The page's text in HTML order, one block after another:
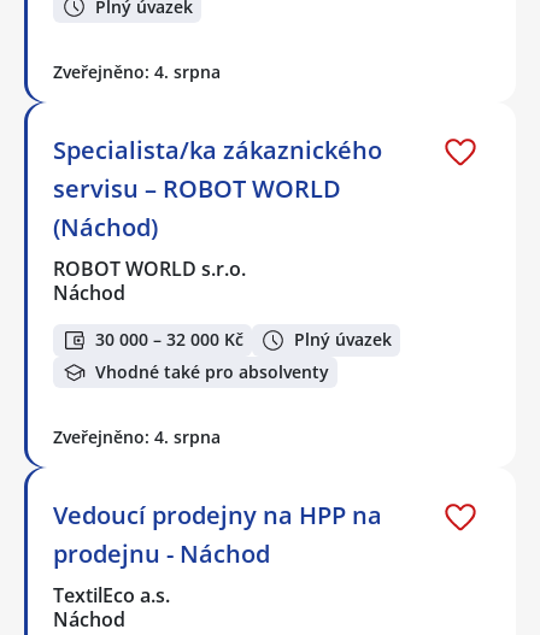
Plný úvazek
Zveřejněno: 4. srpna
Specialista/ka zákaznického
servisu – ROBOT WORLD
(Náchod)
ROBOT WORLD s.r.o.
Náchod
30 000 – 32 000 Kč
Plný úvazek
Vhodné také pro absolventy
Zveřejněno: 4. srpna
Vedoucí prodejny na HPP na
prodejnu - Náchod
TextilEco a.s.
Náchod